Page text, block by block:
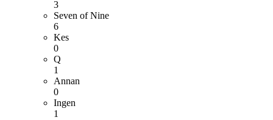
3
Seven of Nine
6
Kes
0
Q
1
Annan
0
Ingen
1